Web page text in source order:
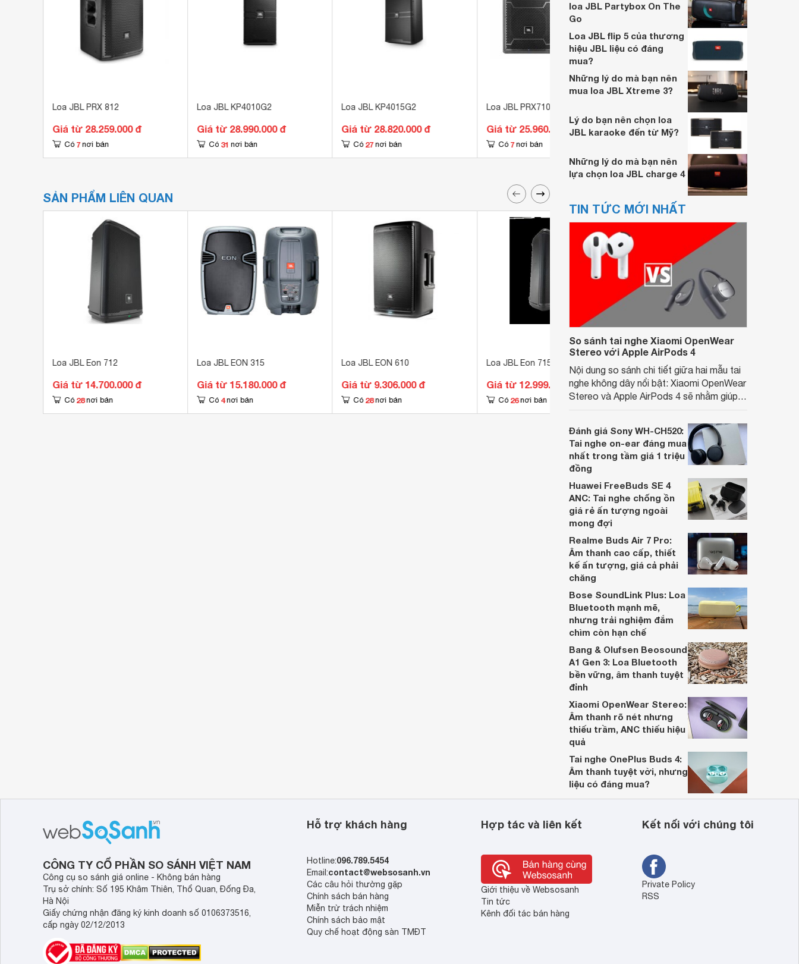
Loa JBL PRX 812
Giá từ 28.259.000 đ
Có 7 nơi bán
Loa JBL KP4010G2
Giá từ 28.990.000 đ
Có 31 nơi bán
Loa JBL KP4015G2
Giá từ 28.820.000 đ
Có 27 nơi bán
Loa JBL PRX710 Powered
Giá từ 25.960.000 đ
Có 7 nơi bán
Giá từ 28.457.000 đ
SẢN PHẨM LIÊN QUAN
Loa JBL Eon 712
Giá từ 14.700.000 đ
Có 28 nơi bán
Loa JBL EON 315
Giá từ 15.180.000 đ
Có 4 nơi bán
Loa JBL EON 610
Giá từ 9.306.000 đ
Có 28 nơi bán
Loa JBL Eon 715
Giá từ 12.999.000 đ
Có 26 nơi bán
Loa JBL EON 618S
Giá từ 21.411.500 đ
Có 21 nơi bán
loa JBL Partybox On The
Go
Loa JBL flip 5 của thương
hiệu JBL liệu có đáng
mua?
Những lý do mà bạn nên
mua loa JBL Xtreme 3?
Lý do bạn nên chọn loa
JBL karaoke đến từ Mỹ?
Những lý do mà bạn nên
lựa chọn loa JBL charge 4
TIN TỨC MỚI NHẤT
So sánh tai nghe Xiaomi OpenWear
Stereo với Apple AirPods 4
Nội dung so sánh chi tiết giữa hai mẫu tai
nghe không dây nổi bật: Xiaomi OpenWear
Stereo và Apple AirPods 4 sẽ nhằm giúp
dựa trên nhu cầu và sở thích cá nhân. Cả
hai đều là sản phẩm chất lượng cao,
nhưng hướng tới đối tượng khách hàng
khác nhau.
Đánh giá Sony WH-CH520:
Tai nghe on-ear đáng mua
nhất trong tầm giá 1 triệu
đồng
Huawei FreeBuds SE 4
ANC: Tai nghe chống ồn
giá rẻ ấn tượng ngoài
mong đợi
Realme Buds Air 7 Pro:
Âm thanh cao cấp, thiết
kế ấn tượng, giá cả phải
chăng
Bose SoundLink Plus: Loa
Bluetooth mạnh mẽ,
nhưng trải nghiệm đắm
chìm còn hạn chế
Bang & Olufsen Beosound
A1 Gen 3: Loa Bluetooth
bền vững, âm thanh tuyệt
đỉnh
Xiaomi OpenWear Stereo:
Âm thanh rõ nét nhưng
thiếu trầm, ANC thiếu hiệu
quả
Tai nghe OnePlus Buds 4:
Âm thanh tuyệt vời, nhưng
liệu có đáng mua?
CÔNG TY CỔ PHẦN SO SÁNH VIỆT NAM
Công cụ so sánh giá online - Không bán hàng
Trụ sở chính: Số 195 Khâm Thiên, Thổ Quan, Đống Đa,
Hà Nội
Giấy chứng nhận đăng ký kinh doanh số 0106373516,
cấp ngày 02/12/2013
Hỗ trợ khách hàng
Hotline:096.789.5454
Email:contact@websosanh.vn
Các câu hỏi thường gặp
Chính sách bán hàng
Miễn trừ trách nhiệm
Chính sách bảo mật
Quy chế hoạt động sàn TMĐT
Hợp tác và liên kết
Giới thiệu về Websosanh
Tin tức
Kênh đối tác bán hàng
Kết nối với chúng tôi
Private Policy
RSS